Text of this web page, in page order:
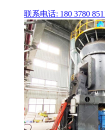
联系电话: 180 3780